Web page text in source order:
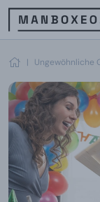
| Ungewöhnliche